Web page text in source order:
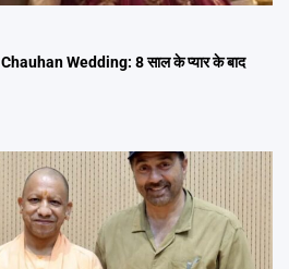
Wedding: 8 साल के प्यार के बाद